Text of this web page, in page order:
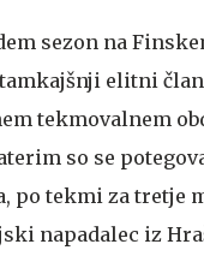
sezon na
elitni
tekmovalnem
so se
po tekmi za tretje
napadalec iz